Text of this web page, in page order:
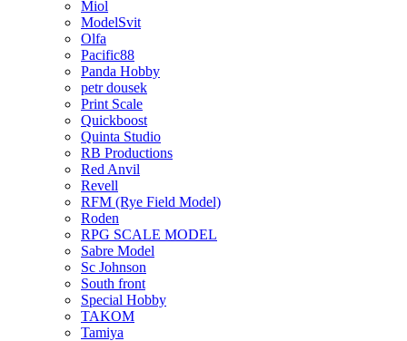
Miol
ModelSvit
Olfa
Pacific88
Panda Hobby
petr dousek
Print Scale
Quickboost
Quinta Studio
RB Productions
Red Anvil
Revell
RFM (Rye Field Model)
Roden
RPG SCALE MODEL
Sabre Model
Sc Johnson
South front
Special Hobby
TAKOM
Tamiya